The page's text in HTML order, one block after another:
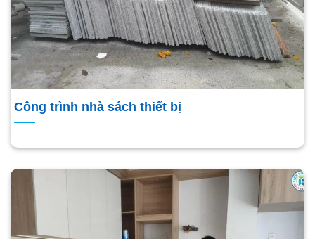
Công trình nhà sách thiết bị